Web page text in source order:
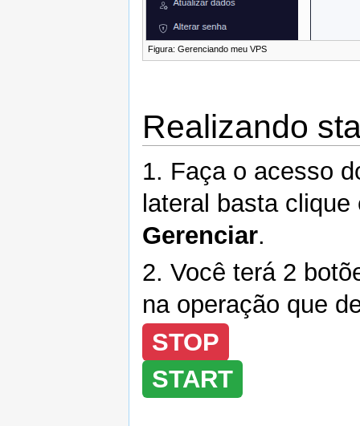
Figura: Gerenciando meu VPS ‎
Realizando
1. Faça o acesso
lateral basta
Gerenciar.
2. Você terá 2
na operação que
STOP
START